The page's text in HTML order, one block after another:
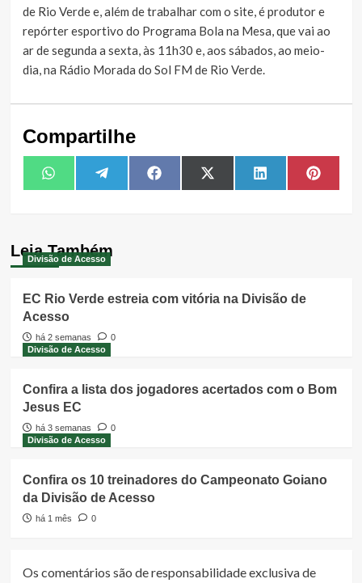
de Rio Verde e, além de trabalhar com o site, é produtor e
repórter esportivo do Programa Bola na Mesa, que vai ao
ar de segunda a sexta, às 11h30 e, aos sábados, ao meio-
dia, na Rádio Morada do Sol FM de Rio Verde.
Compartilhe
Share
on
WhatsAppShare
on
TelegramShare
on
FacebookShare
on
X
(Twitter)
Share
on
LinkedIn Share
on
Leia Também
Divisão de Acesso
EC Rio Verde estreia com vitória na Divisão de
Acesso
há 2 semanas
0
Divisão de Acesso
Confira a lista dos jogadores acertados com o Bom
Jesus EC
há 3 semanas
0
Divisão de Acesso
Confira os 10 treinadores do Campeonato Goiano
da Divisão de Acesso
há 1 mês 0
Os comentários são de responsabilidade exclusiva de